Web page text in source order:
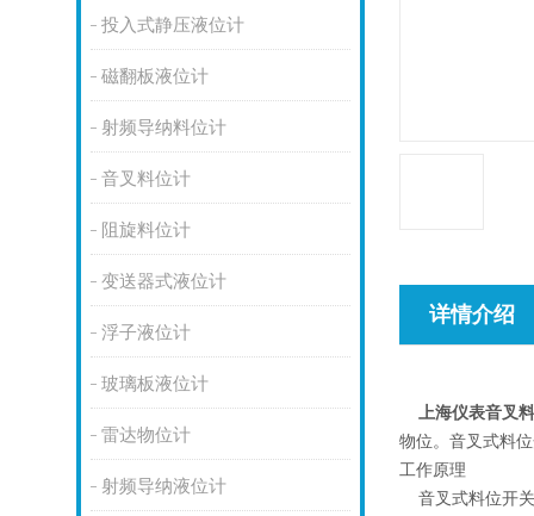
投入式静压液位计
磁翻板液位计
射频导纳料位计
音叉料位计
阻旋料位计
变送器式液位计
浮子液位计
玻璃板液位计
雷达物位计
射频导纳液位计
详情介绍
上海仪表音叉
物位。音叉式料
工作原理
音叉式料位开关